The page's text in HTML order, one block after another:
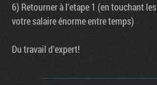
6) Retourner à l'etape 1 (en touchant
votre salaire énorme entre temps)
Du travail d'expert!